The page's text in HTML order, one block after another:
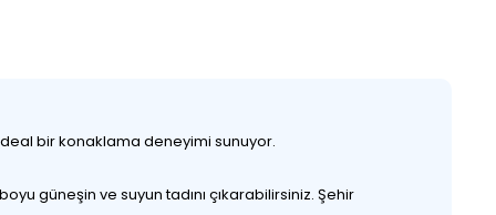
bir konaklama deneyimi sunuyor.
güneşin ve suyun tadını çıkarabilirsiniz. Şehir